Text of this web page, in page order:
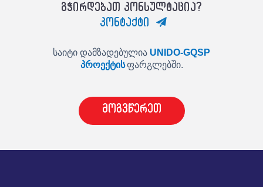
გჭირდებათ კონსულტაცია?
კონტაქტი
საიტი დამზადებულია UNIDO-GQSP
პროექტის ფარგლებში.
მოგვწერეთ